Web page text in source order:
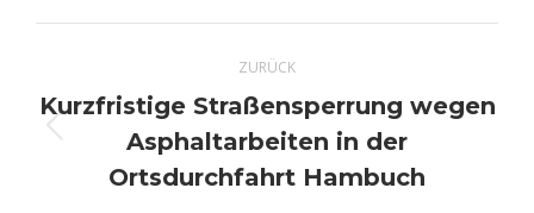
Kommentarnavigation
ZURÜCK
Vorheriger
Beitrag:
Kurzfristige Straßensperrung wegen
Asphaltarbeiten in der
Ortsdurchfahrt Hambuch